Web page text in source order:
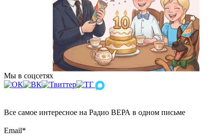
Мы в соцсетях
Все самое интересное на Радио ВЕРА в одном письме
Email*